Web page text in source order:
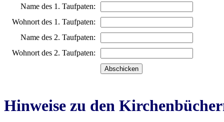
Name des 1. Taufpaten:
Wohnort des 1. Taufpaten:
Name des 2. Taufpaten:
Wohnort des 2. Taufpaten:
Hinweise zu den